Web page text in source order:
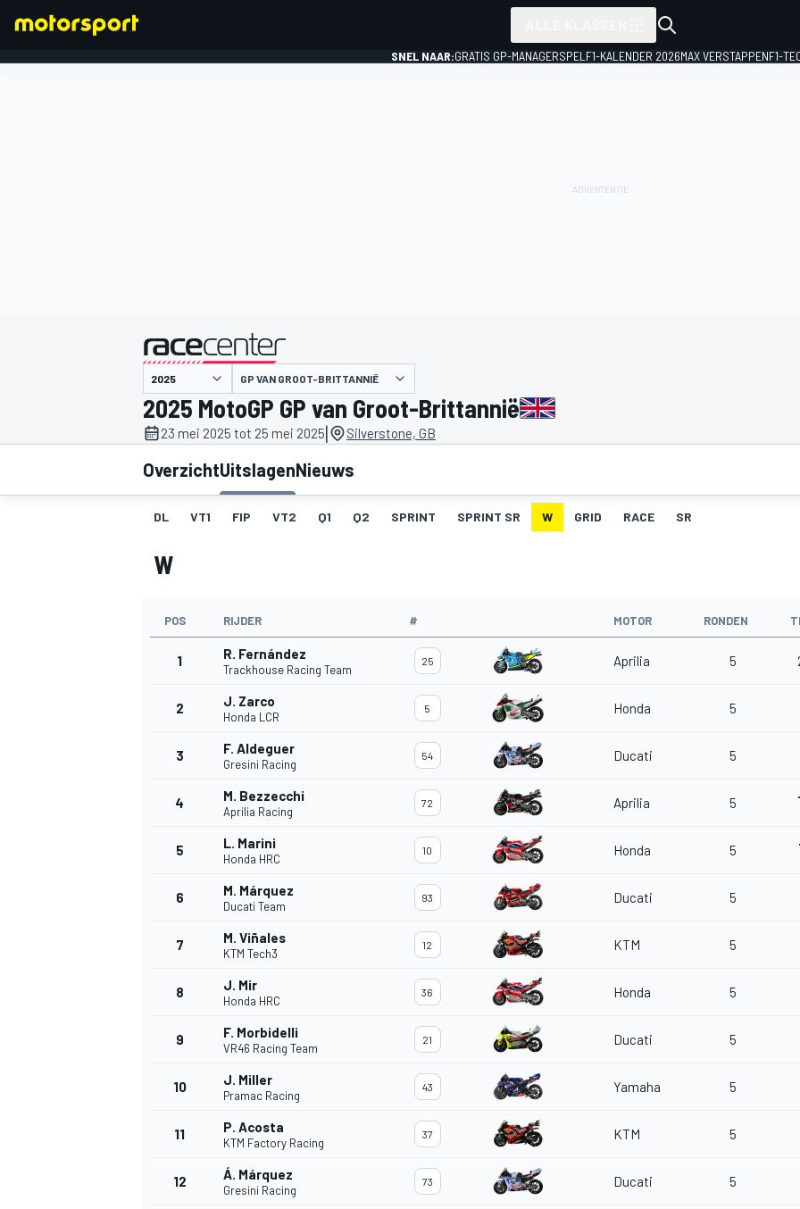
DTM
SNEL NAAR:GRATIS GP-MANAGERSPEL F1-KALENDER 2026MAX VERSTAPPENF1-
gepresenteerd door
GP VAN GROOT-BRITTANNIË
2025 MotoGP GP van Groot-Brittannië
23 mei 2025 tot 25 mei 2025| Silverstone, GB
OverzichtUitslagenNieuws
DL VT1 FIP VT2 Q1 Q2 SPRINT SPRINT SR W GRID RACE SR
W
POS RIJDER # MOTOR RONDEN
1 R. Fernández
Trackhouse Racing Team
25 Aprilia 5
2 J. Zarco
Honda LCR
5 Honda 5
3 F. Aldeguer
Gresini Racing
54 Ducati 5
4 M. Bezzecchi
Aprilia Racing
72 Aprilia 5
5 L. Marini
Honda HRC
10 Honda 5
6 M. Márquez
Ducati Team
93 Ducati 5
7 M. Viñales
KTM Tech3
12 KTM 5
8 J. Mir
Honda HRC
36 Honda 5
9 F. Morbidelli
VR46 Racing Team
21 Ducati 5
10 J. Miller
Pramac Racing
43 Yamaha 5
11 P. Acosta
KTM Factory Racing
37 KTM 5
12 Á. Márquez
Gresini Racing
73 Ducati 5